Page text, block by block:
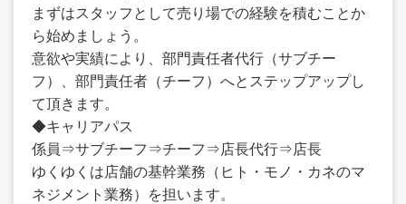
まずはスタッフとして売り場での経験を積むことか
ら始めましょう。
意欲や実績により、部門責任者代行（サブチー
フ）、部門責任者（チーフ）へとステップアップし
て頂きます。
◆キャリアパス
係員⇒サブチーフ⇒チーフ⇒店長代行⇒店長
ゆくゆくは店舗の基幹業務（ヒト・モノ・カネのマ
ネジメント業務）を担います。